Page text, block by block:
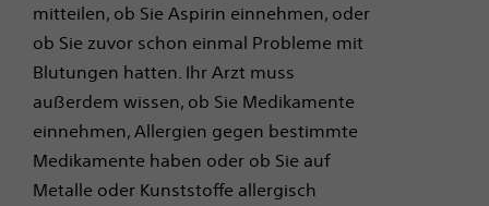
mitteilen, ob Sie Aspirin einnehmen, oder
ob Sie zuvor schon einmal Probleme mit
Blutungen hatten. Ihr Arzt muss
außerdem wissen, ob Sie Medikamente
einnehmen, Allergien gegen bestimmte
Medikamente haben oder ob Sie auf
Metalle oder Kunststoffe allergisch